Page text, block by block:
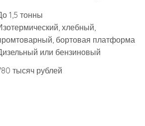
1,5 тонны
хлебный,
бортовая платформа
или бензиновый
тысяч рублей